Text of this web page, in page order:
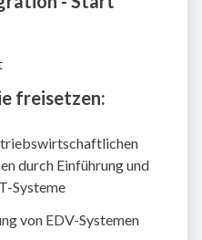
freisetzen:
durch Einführung und
Systeme
von EDV-Systemen